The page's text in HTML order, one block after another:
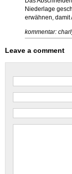
Niederlage
erwähnen, damit
kommentar:
Leave a comment